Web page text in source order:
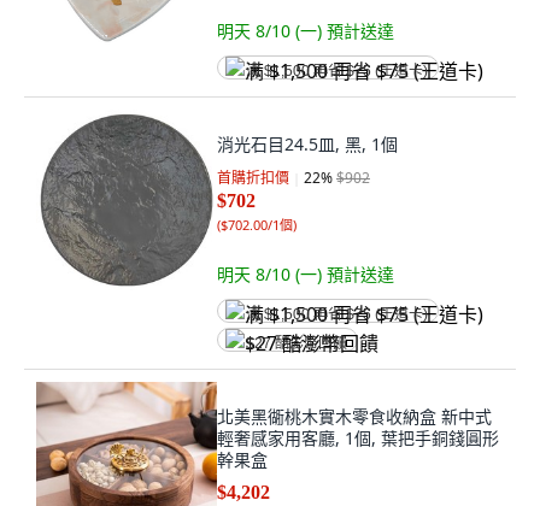
明天 8/10 (一) 預計送達
满 $1,500 再省 $75 (王道卡)
消光石目24.5皿, 黑, 1個
首購折扣價 22%$902
$702
($702.00/1個)
明天 8/10 (一) 預計送達
满 $1,500 再省 $75 (王道卡)
$27 酷澎幣回饋
北美黑衚桃木實木零食收納盒 新中式
輕奢感家用客廳, 1個, 葉把手銅錢圓形
幹果盒
$4,202